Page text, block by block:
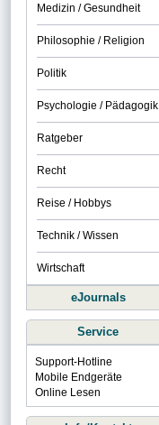
Medizin / Gesundheit
Philosophie / Religion
Politik
Psychologie / Pädagogik
Ratgeber
Recht
Reise / Hobbys
Technik / Wissen
Wirtschaft
eJournals
Service
Support-Hotline
Mobile Endgeräte
Online Lesen